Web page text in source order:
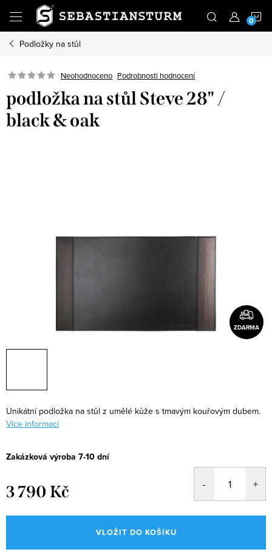
obsah
Podložky na stůl
Neohodnoceno Podrobnosti hodnocení
podložka na stůl Steve 28" /
black & oak
ZDARMA
Unikátní podložka na stůl z umělé kůže s tmavým kouřovým dubem.
Více informací
Zakázková výroba 7-10 dní
3 790 Kč
cena:
VLOŽIT DO KOŠÍKU